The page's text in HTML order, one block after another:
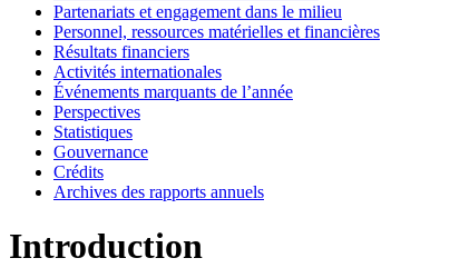
Partenariats et engagement dans le milieu
Personnel, ressources matérielles et financières
Résultats financiers
Activités internationales
Événements marquants de l’année
Perspectives
Statistiques
Gouvernance
Crédits
Archives des rapports annuels
Introduction